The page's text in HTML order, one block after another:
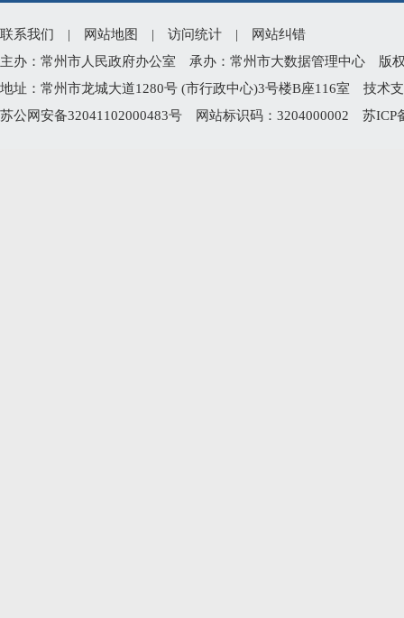
联系我们 | 网站地图 | 访问统计 |
网站纠错
主办：常州市人民政府办公室 承办：常州市大数据管理中心 版
地址：常州市龙城大道1280号 (市行政中心)3号楼B座116室 技术
苏公网安备32041102000483号 网站标识码：3204000002 苏ICP